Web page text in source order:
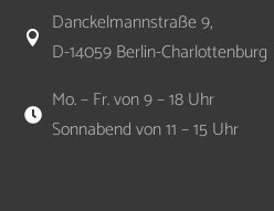

Danckelmannstraße 9,
D-14059 Berlin-Charlottenburg

Mo. – Fr. von 9 – 18 Uhr
Sonnabend von 11 – 15 Uhr